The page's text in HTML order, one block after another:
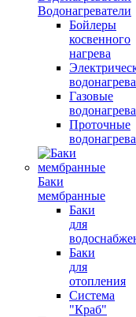
Водонагреватели
Бойлеры
косвенного
нагрева
Газовые
Проточные
Баки
мембранные
Баки
для
Баки
для
отопления
Система
"Краб"